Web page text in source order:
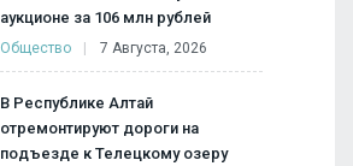
аукционе за 106 млн рублей
Общество 7 Августа, 2026
В Республике Алтай
отремонтируют дороги на
подъезде к Телецкому озеру